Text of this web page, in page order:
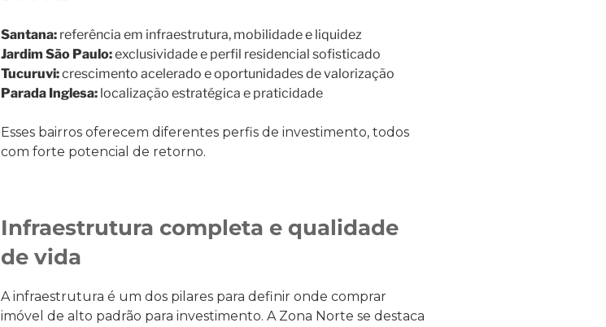
Santana: referência em infraestrutura, mobilidade e liquidez
Jardim São Paulo:exclusividade e perfil residencial sofisticado
Tucuruvi:crescimento acelerado e oportunidades de valorização
Parada Inglesa: localização estratégica e praticidade
Esses bairros oferecem diferentes perfis de investimento, todos
com forte potencial de retorno.
Infraestrutura completa e qualidade
de vida
A infraestrutura é um dos pilares para definir onde comprar
imóvel de alto padrão para investimento. A Zona Norte se destaca